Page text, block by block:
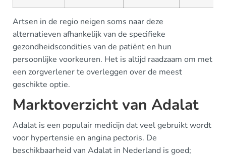
Artsen in de regio neigen soms naar deze
alternatieven afhankelijk van de specifieke
gezondheidscondities van de patiënt en hun
persoonlijke voorkeuren. Het is altijd raadzaam om met
een zorgverlener te overleggen over de meest
geschikte optie.
Marktoverzicht van Adalat
Adalat is een populair medicijn dat veel gebruikt wordt
voor hypertensie en angina pectoris. De
beschikbaarheid van Adalat in Nederland is goed;